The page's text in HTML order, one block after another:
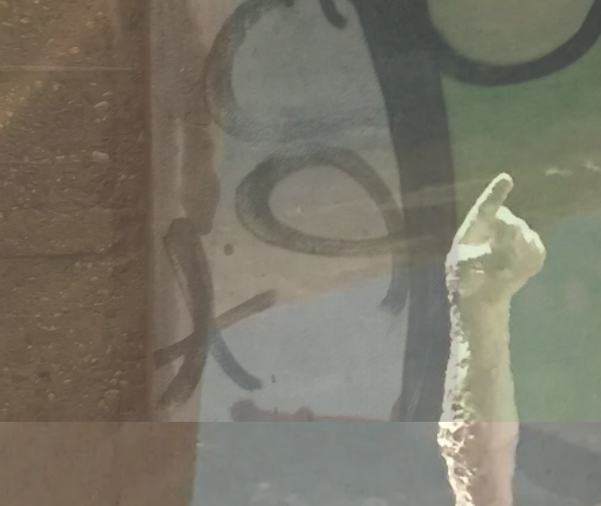
Migrationsmodelle
https://
wei-modelle-
Veröffentlicht am vonRaimund Löw